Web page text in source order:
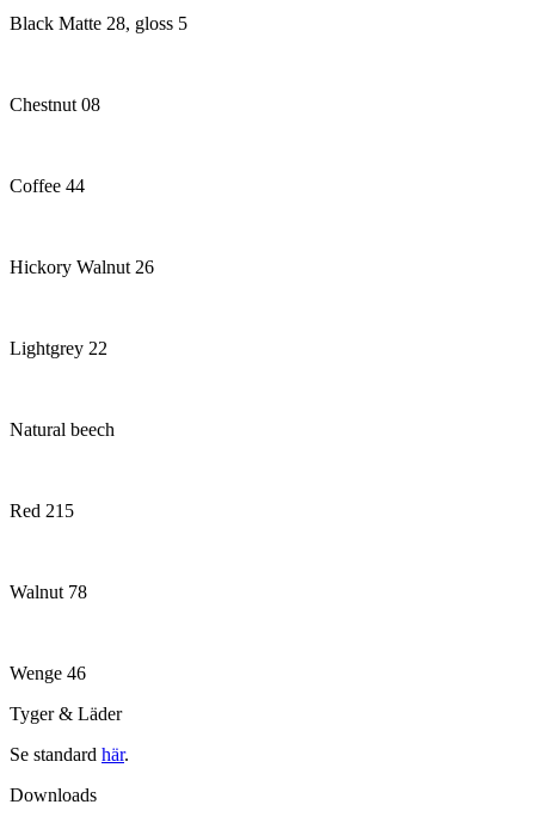
Black Matte 28, gloss 5
Chestnut 08
Coffee 44
Hickory Walnut 26
Lightgrey 22
Natural beech
Red 215
Walnut 78
Wenge 46
Tyger & Läder
Se standard här.
Downloads